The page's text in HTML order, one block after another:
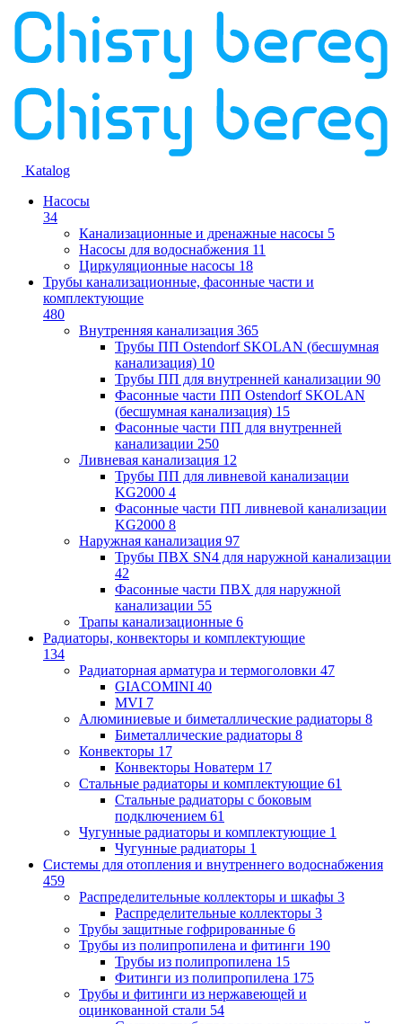
Katalog
Насосы
34
Канализационные и дренажные насосы 5
Насосы для водоснабжения 11
Циркуляционные насосы 18
Трубы канализационные, фасонные части и
комплектующие
480
Внутренняя канализация 365
Трубы ПП Ostendorf SKOLAN (бесшумная
канализация) 10
Трубы ПП для внутренней канализации 90
Фасонные части ПП Ostendorf SKOLAN
(бесшумная канализация) 15
Фасонные части ПП для внутренней
канализации 250
Ливневая канализация 12
Трубы ПП для ливневой канализации
KG2000 4
Фасонные части ПП ливневой канализации
KG2000 8
Наружная канализация 97
Трубы ПВХ SN4 для наружной канализации
42
Фасонные части ПВХ для наружной
канализации 55
Трапы канализационные 6
Радиаторы, конвекторы и комплектующие
134
Радиаторная арматура и термоголовки 47
GIACOMINI 40
MVI 7
Алюминиевые и биметаллические радиаторы 8
Биметаллические радиаторы 8
Конвекторы 17
Конвекторы Новатерм 17
Стальные радиаторы и комплектующие 61
Стальные радиаторы с боковым
подключением 61
Чугунные радиаторы и комплектующие 1
Чугунные радиаторы 1
Системы для отопления и внутреннего водоснабжения
459
Распределительные коллекторы и шкафы 3
Распределительные коллекторы 3
Трубы защитные гофрированные 6
Трубы из полипропилена и фитинги 190
Трубы из полипропилена 15
Фитинги из полипропилена 175
Трубы и фитинги из нержавеющей и
оцинкованной стали 54